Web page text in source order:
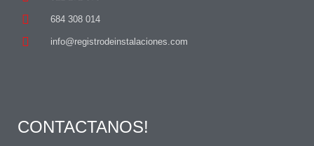
684 308 014
info@registrodeinstalaciones.com
CONTACTANOS!